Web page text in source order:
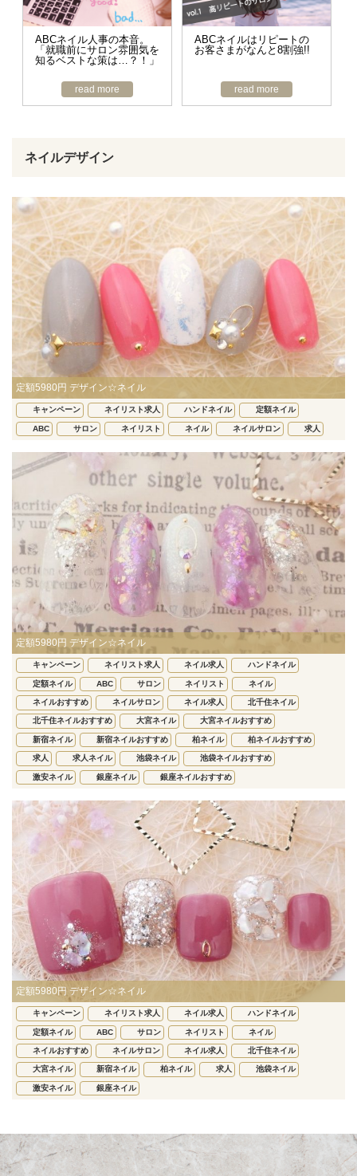
ABCネイル人事の本音。
「就職前にサロン雰囲気を
知るベストな策は…？！」
read more
ABCネイルはリピートの
お客さまがなんと8割強!!
read more
ネイルデザイン
定額5980円 デザイン☆ネイル
キャンペーン ネイリスト求人 ハンドネイル 定額ネイル
ABC サロン ネイリスト ネイル ネイルサロン 求人
定額5980円 デザイン☆ネイル
キャンペーン ネイリスト求人 ネイル求人 ハンドネイル
定額ネイル ABC サロン ネイリスト ネイル
ネイルおすすめ ネイルサロン ネイル求人 北千住ネイル
北千住ネイルおすすめ 大宮ネイル 大宮ネイルおすすめ
新宿ネイル 新宿ネイルおすすめ 柏ネイル 柏ネイルおすすめ
求人 求人ネイル 池袋ネイル 池袋ネイルおすすめ
激安ネイル 銀座ネイル 銀座ネイルおすすめ
定額5980円 デザイン☆ネイル
キャンペーン ネイリスト求人 ネイル求人 ハンドネイル
定額ネイル ABC サロン ネイリスト ネイル
ネイルおすすめ ネイルサロン ネイル求人 北千住ネイル
大宮ネイル 新宿ネイル 柏ネイル 求人 池袋ネイル
激安ネイル 銀座ネイル